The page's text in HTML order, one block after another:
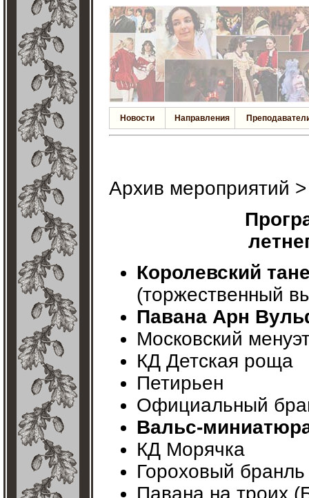
Новости Направления
Архив мероприятий
Королевский
(торжественный
Павана Арн
Московский
КД Детская роща
Петирьен
Официальный
Вальс-
КД Морячка
Гороховый бранль
Павана на троих